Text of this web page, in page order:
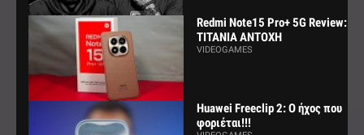
Redmi Note15 Pro+ 5G Review:
ΤΙΤΑΝΙΑ ΑΝΤΟΧΗ
VIDEOGAMES
Huawei Freeclip 2: Ο ήχος που
φοριέται!!!